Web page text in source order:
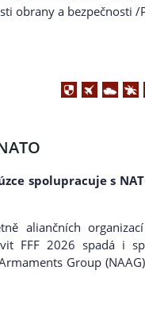
obrany a bezpečnosti /
úzce spolupracuje s
aliančních
FFF 2026 spadá i
Group